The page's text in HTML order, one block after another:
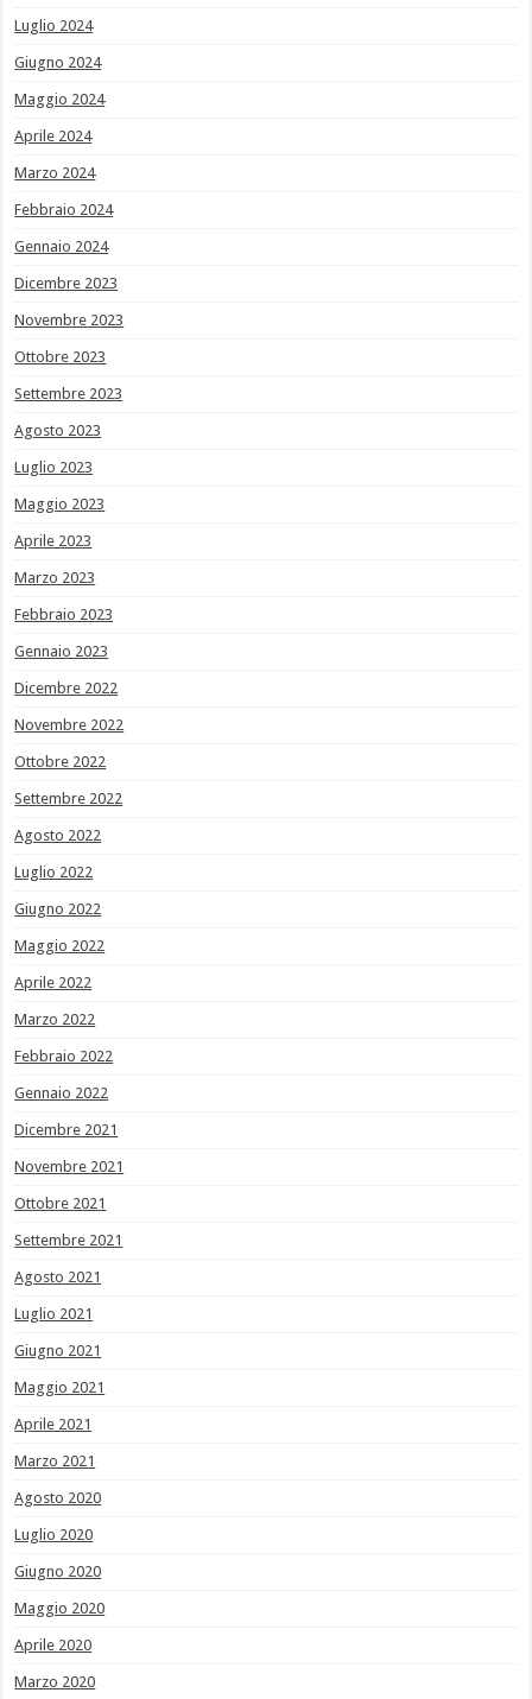
Luglio 2024
Giugno 2024
Maggio 2024
Aprile 2024
Marzo 2024
Febbraio 2024
Gennaio 2024
Dicembre 2023
Novembre 2023
Ottobre 2023
Settembre 2023
Agosto 2023
Luglio 2023
Maggio 2023
Aprile 2023
Marzo 2023
Febbraio 2023
Gennaio 2023
Dicembre 2022
Novembre 2022
Ottobre 2022
Settembre 2022
Agosto 2022
Luglio 2022
Giugno 2022
Maggio 2022
Aprile 2022
Marzo 2022
Febbraio 2022
Gennaio 2022
Dicembre 2021
Novembre 2021
Ottobre 2021
Settembre 2021
Agosto 2021
Luglio 2021
Giugno 2021
Maggio 2021
Aprile 2021
Marzo 2021
Agosto 2020
Luglio 2020
Giugno 2020
Maggio 2020
Aprile 2020
Marzo 2020